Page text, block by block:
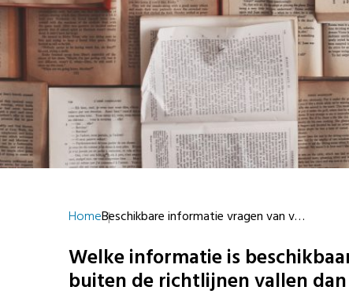
HomeBeschikbare informatie vragen van v…
Welke informatie is
buiten de richtlijnen vallen